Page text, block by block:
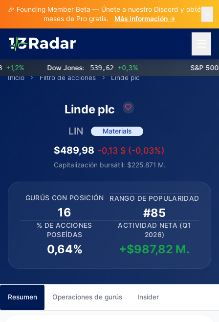
🎉 Founding Member Beta — Únete a nuestro Discord y obtén 3
meses de Pro gratis.
Más información →
Dow Jones: 539,62 +0,3% S&P 500:
Inicio
Filtro de acciones Linde plc
Linde plc
LIN Materials
$489,98 -0,13 $ (-0,03%)
Capitalización bursátil: $225.871 M.
GURÚS CON POSICIÓN
16
RANGO DE POPULARIDAD
#85
% DE ACCIONES
POSEÍDAS
0,64%
ACTIVIDAD NETA (Q1
2026)
+$987,82 M.
Resumen Operaciones de gurús Insider